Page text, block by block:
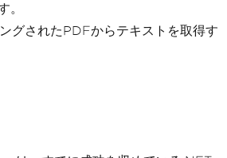
。
グされたPDFからテキストを取得す